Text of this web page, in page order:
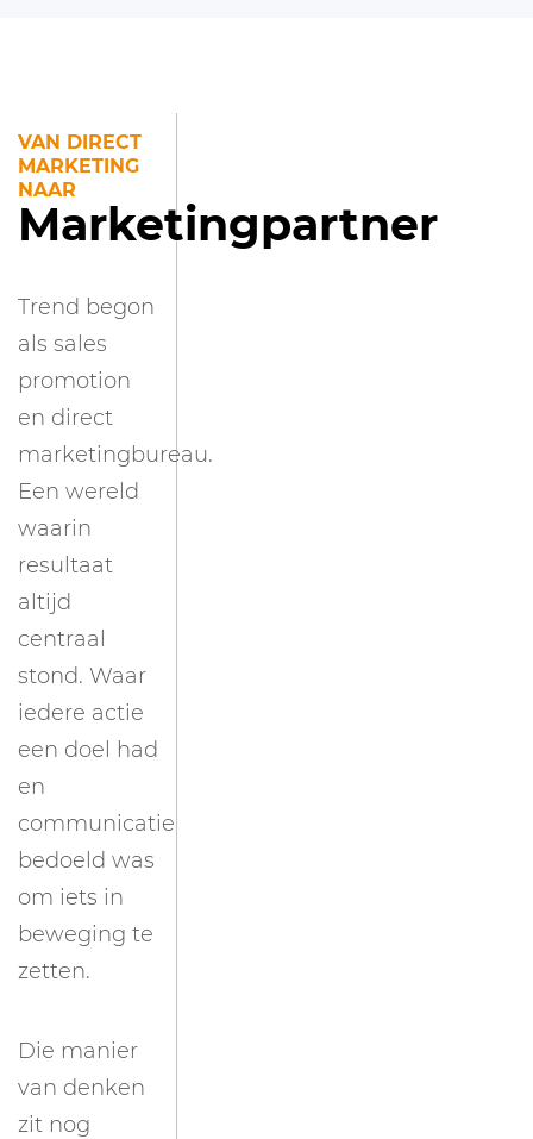
VAN DIRECT
MARKETING
NAAR
Marketingpartner
Trend begon
als sales
promotion
en direct
marketingbureau.
Een wereld
waarin
resultaat
altijd
centraal
stond. Waar
iedere actie
een doel had
en
communicatie
bedoeld was
om iets in
beweging te
zetten.
Die manier
van denken
zit nog